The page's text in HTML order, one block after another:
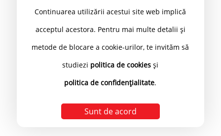
Continuarea utilizării acestui site web implică
acceptul acestora. Pentru mai multe detalii și
metode de blocare a cookie-urilor, te invităm să
studiezi politica de cookies și
politica de confidențialitate.
Sunt de acord